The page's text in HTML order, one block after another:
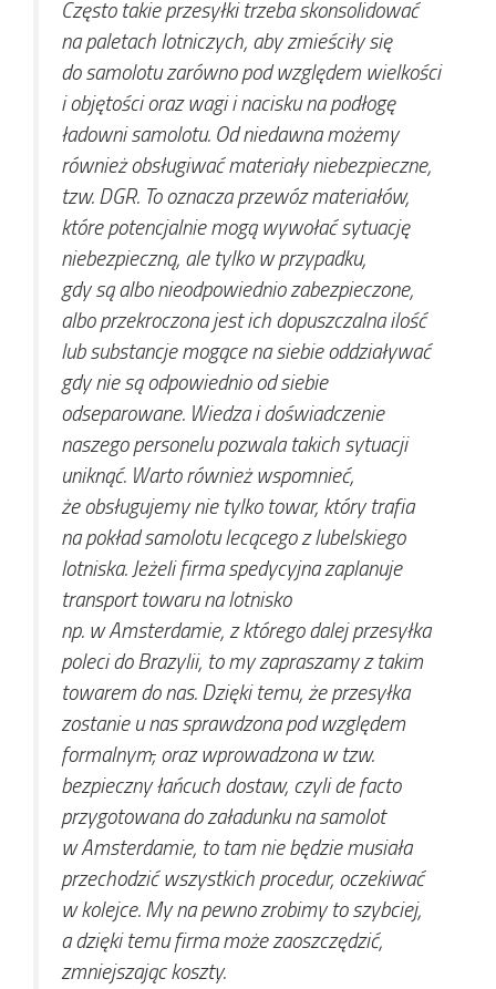
Często takie przesyłki trzeba skonsolidować
na paletach lotniczych, aby zmieściły się
do samolotu zarówno pod względem wielkości
i objętości oraz wagi i nacisku na podłogę
ładowni samolotu. Od niedawna możemy
również obsługiwać materiały niebezpieczne,
tzw. DGR. To oznacza przewóz materiałów,
które potencjalnie mogą wywołać sytuację
niebezpieczną, ale tylko w przypadku,
gdy są albo nieodpowiednio zabezpieczone,
albo przekroczona jest ich dopuszczalna ilość
lub substancje mogące na siebie oddziaływać
gdy nie są odpowiednio od siebie
odseparowane. Wiedza i doświadczenie
naszego personelu pozwala takich sytuacji
uniknąć. Warto również wspomnieć,
że obsługujemy nie tylko towar, który trafia
na pokład samolotu lecącego z lubelskiego
lotniska. Jeżeli firma spedycyjna zaplanuje
transport towaru na lotnisko
np. w Amsterdamie, z którego dalej przesyłka
poleci do Brazylii, to my zapraszamy z takim
towarem do nas. Dzięki temu, że przesyłka
zostanie u nas sprawdzona pod względem
formalnym,oraz wprowadzona w tzw.
bezpieczny łańcuch dostaw, czyli de facto
przygotowana do załadunku na samolot
w Amsterdamie, to tam nie będzie musiała
przechodzić wszystkich procedur, oczekiwać
w kolejce. My na pewno zrobimy to szybciej,
a dzięki temu firma może zaoszczędzić,
zmniejszając koszty.